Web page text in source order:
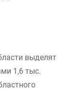
выделят
1,6 тыс.